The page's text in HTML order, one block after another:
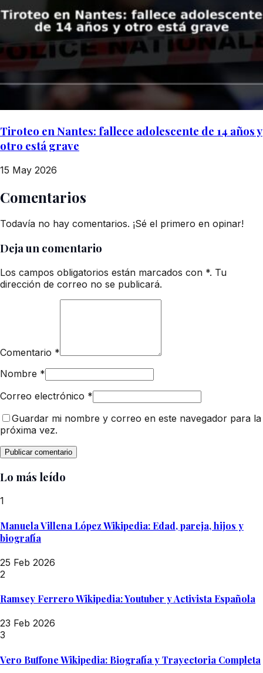
Tiroteo en Nantes: fallece adolescente de 14 años y
otro está grave
15 May 2026
Comentarios
Todavía no hay comentarios. ¡Sé el primero en opinar!
Deja un comentario
Los campos obligatorios están marcados con *. Tu
dirección de correo no se publicará.
Comentario *
Nombre *
Correo electrónico *
Guardar mi nombre y correo en este navegador para la
próxima vez.
Lo más leído
1
Manuela Villena López Wikipedia: Edad, pareja, hijos y
biografía
25 Feb 2026
2
Ramsey Ferrero Wikipedia: Youtuber y Activista Española
23 Feb 2026
3
Vero Buffone Wikipedia: Biografía y Trayectoria Completa